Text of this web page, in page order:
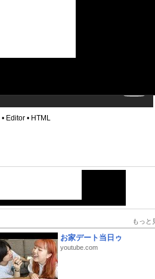
• Editor • HTML
もっと
お家デート当日ゥ
youtube.com